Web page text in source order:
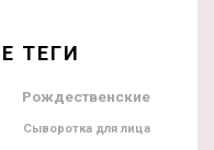
ТЕГИ
Рождественские
Сыворотка для лица